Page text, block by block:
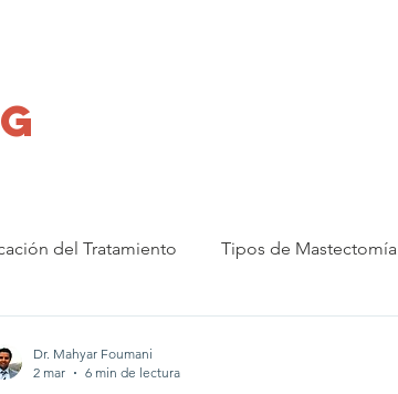
del Tratamiento Tipos de Mastectomía
Dr. Mahyar Foumani
2 mar
6 min de lectura